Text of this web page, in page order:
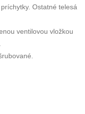
Ostatné telesá
ventilovou vložkou